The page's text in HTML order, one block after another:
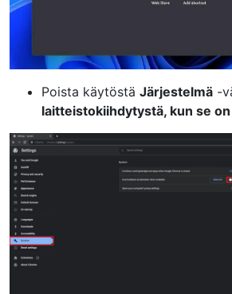
Poista käytöstä Järjestelmä -
laitteistokiihdytystä, kun se